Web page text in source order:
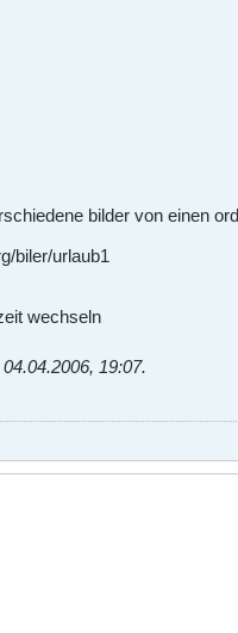
bilder von einen
biler/urlaub1
wechseln
04.04.2006, 19:07.